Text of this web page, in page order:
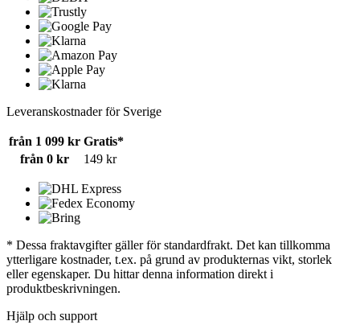
Leveranskostnader för Sverige
från 1 099 kr Gratis*
från 0 kr
149 kr
* Dessa fraktavgifter gäller för standardfrakt. Det kan tillkomma
ytterligare kostnader, t.ex. på grund av produkternas vikt, storlek
eller egenskaper. Du hittar denna information direkt i
produktbeskrivningen.
Hjälp och support